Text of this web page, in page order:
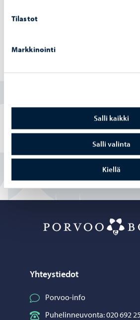
Tilastot
Markkinointi
Salli kaikki
Salli valinta
Kiellä
Löysitkö etsimäsi tiedon tältä
Osittain
En
Yhteystiedot
Porvoo-info
Puhelinneuvonta: 020 692